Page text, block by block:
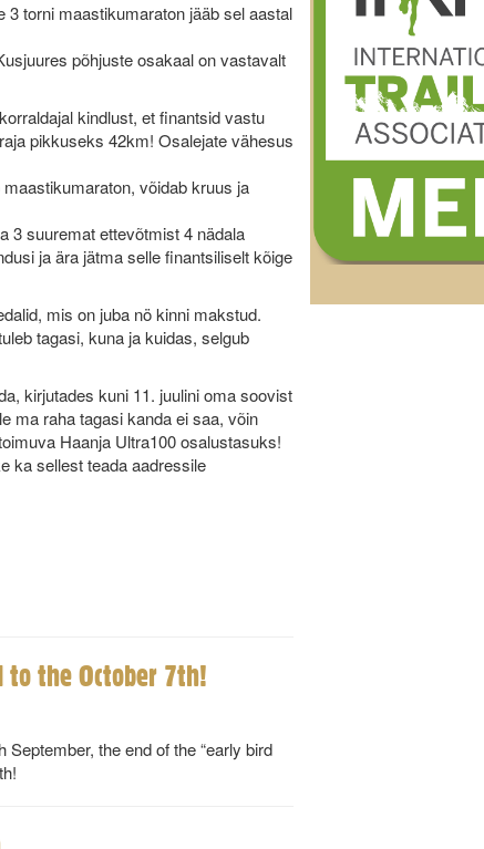
3 torni maastikumaraton jääb sel aastal
põhjuste osakaal on vastavalt
kindlust, et finantsid vastu
pikkuseks 42km! Osalejate vähesus
võidab kruus ja
3 suuremat ettevõtmist 4 nädala
ja ära jätma selle finantsiliselt kõige
mis on juba nö kinni makstud.
tagasi, kuna ja kuidas, selgub
kirjutades kuni 11. juulini oma soovist
ma raha tagasi kanda ei saa, võin
Haanja Ultra100 osalustasuks!
ka sellest teada aadressile
the October 7th!
the end of the “early bird